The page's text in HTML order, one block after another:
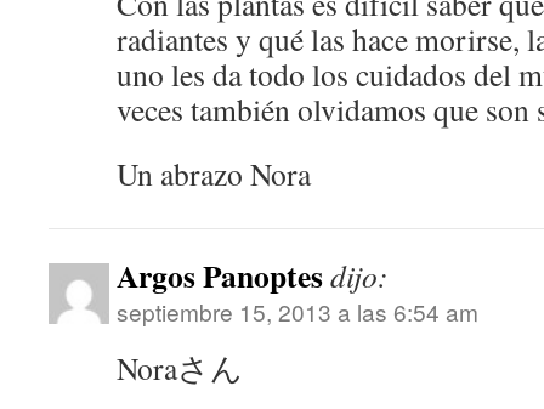
radiantes y qué las hace morirse,
uno les da todo los cuidados del
veces también olvidamos que son
Un abrazo Nora
Argos Panoptesdijo:
septiembre 15, 2013 a las 6:54 am
Noraさん